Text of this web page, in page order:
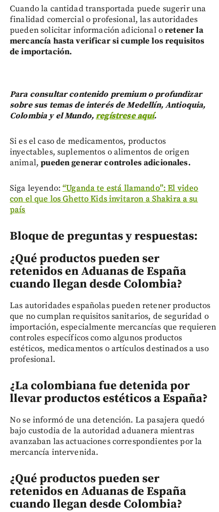
Cuando la cantidad transportada puede sugerir una
finalidad comercial o profesional, las autoridades
pueden solicitar información adicional oretener la
mercancía hasta verificar si cumple los requisitos
de importación.
Para consultar contenido premium o profundizar
sobre sus temas de interés de Medellín, Antioquia,
Colombia y el Mundo,regístrese aquí.
Si es el caso de medicamentos, productos
inyectables, suplementos o alimentos de origen
animal,pueden generar controles adicionales.
Siga leyendo:“Uganda te está llamando”: El video
con el que los Ghetto Kids invitaron a Shakira a su
país
Bloque de preguntas y respuestas:
¿Qué productos pueden ser
retenidos en Aduanas de España
cuando llegan desde Colombia?
Las autoridades españolas pueden retener productos
que no cumplan requisitos sanitarios, de seguridad o
importación, especialmente mercancías que requieren
controles específicos como algunos productos
estéticos, medicamentos o artículos destinados a uso
profesional.
¿La colombiana fue detenida por
llevar productos estéticos a España?
No se informó de una detención. La pasajera quedó
bajo custodia de la autoridad aduanera mientras
avanzaban las actuaciones correspondientes por la
mercancía intervenida.
¿Qué productos pueden ser
retenidos en Aduanas de España
cuando llegan desde Colombia?